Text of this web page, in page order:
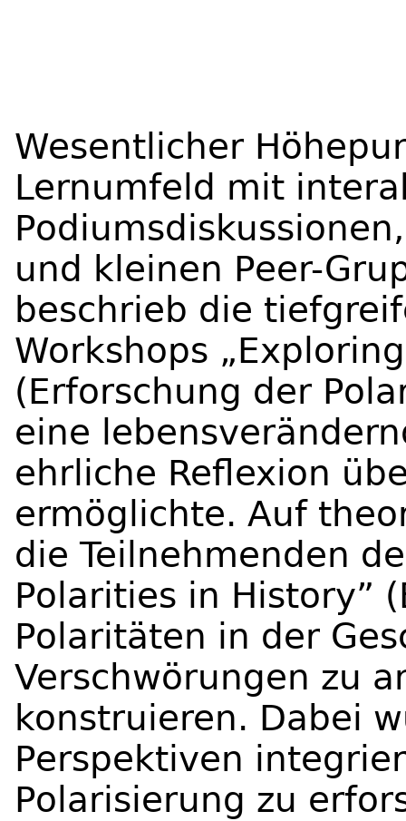
Wesentlicher
Lernumfeld mit
und kleinen Peer-
beschrieb die
Workshops
(Erforschung der
eine
ehrliche Reflexion
ermöglichte. Auf
die Teilnehmenden
Polarities in History”
Polaritäten in der
Verschwörungen zu
konstruieren. Dabei
Perspektiven
Polarisierung zu